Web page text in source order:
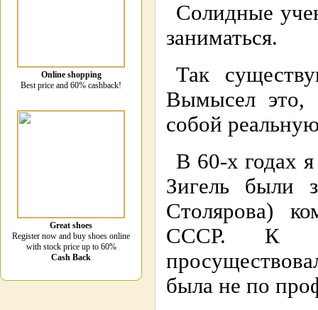
Солидные
заниматься.
Так
Вымысел это,
собой
В 60-х годах
Зигель были
Столярова)
СССР. К
была не по
Online shopping
Best price and 60% cashback!
Great shoes
Register now and buy shoes online
with stock price up to 60%
Cash Back